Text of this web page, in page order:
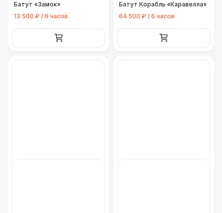
Батут «Замок»
13 500 ₽ / 6 часов
Батут Корабль «Каравелла»
64 500 ₽ / 6 часов